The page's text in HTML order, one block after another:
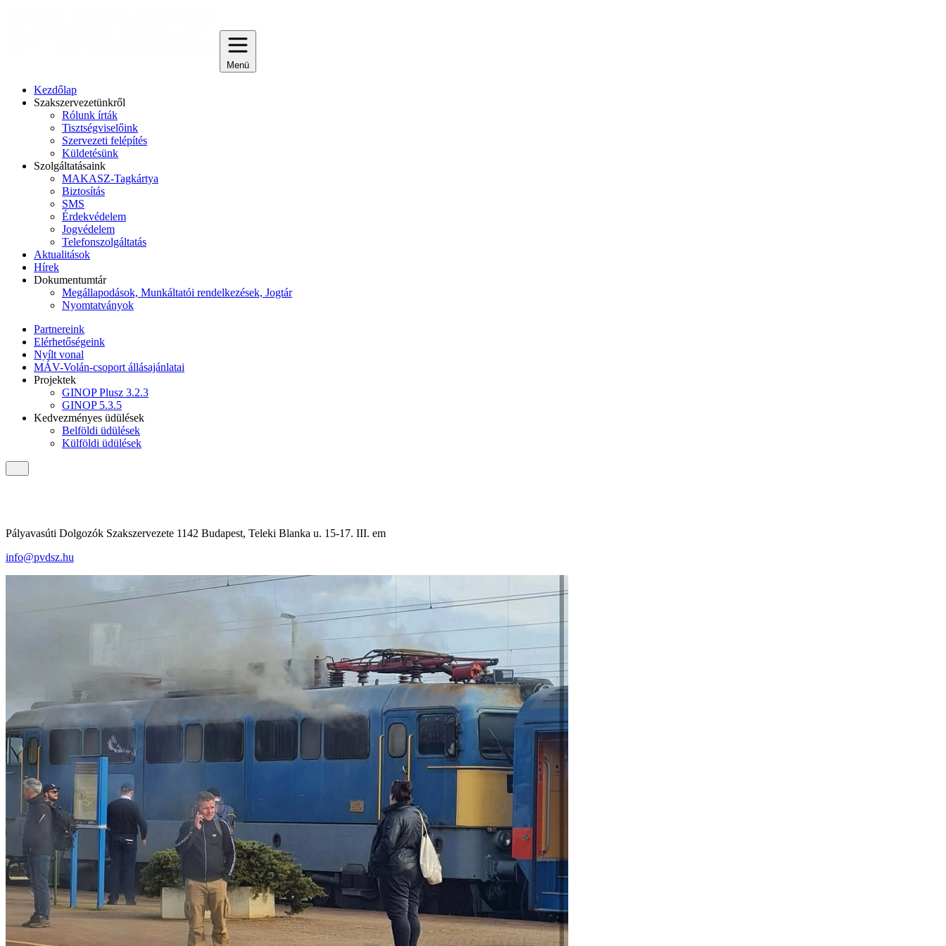
Menü
Kezdőlap
Szakszervezetünkről
Rólunk írták
Tisztségviselőink
Szervezeti felépítés
Küldetésünk
Szolgáltatásaink
MAKASZ-Tagkártya
Biztosítás
SMS
Érdekvédelem
Jogvédelem
Telefonszolgáltatás
Aktualitások
Hírek
Dokumentumtár
Megállapodások, Munkáltatói rendelkezések, Jogtár
Nyomtatványok
Partnereink
Elérhetőségeink
Nyílt vonal
MÁV-Volán-csoport állásajánlatai
Projektek
GINOP Plusz 3.2.3
GINOP 5.3.5
Kedvezményes üdülések
Belföldi üdülések
Külföldi üdülések
Pályavasúti Dolgozók Szakszervezete 1142 Budapest, Teleki Blanka u. 15-17. III. em
info@pvdsz.hu